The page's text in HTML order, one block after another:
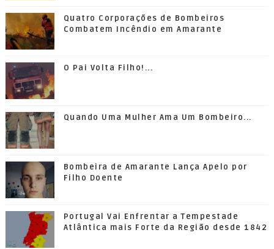
Quatro Corporações de Bombeiros
Combatem Incêndio em Amarante
O Pai Volta Filho!...
Quando Uma Mulher Ama Um Bombeiro...
Bombeira de Amarante Lança Apelo por
Filho Doente
Portugal Vai Enfrentar a Tempestade
Atlântica mais Forte da Região desde 1842